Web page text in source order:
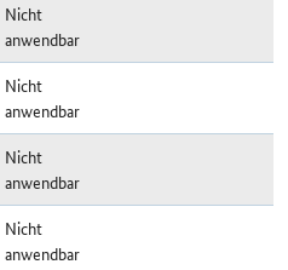
Nicht
anwendbar
Nicht
anwendbar
Nicht
anwendbar
Nicht
anwendbar